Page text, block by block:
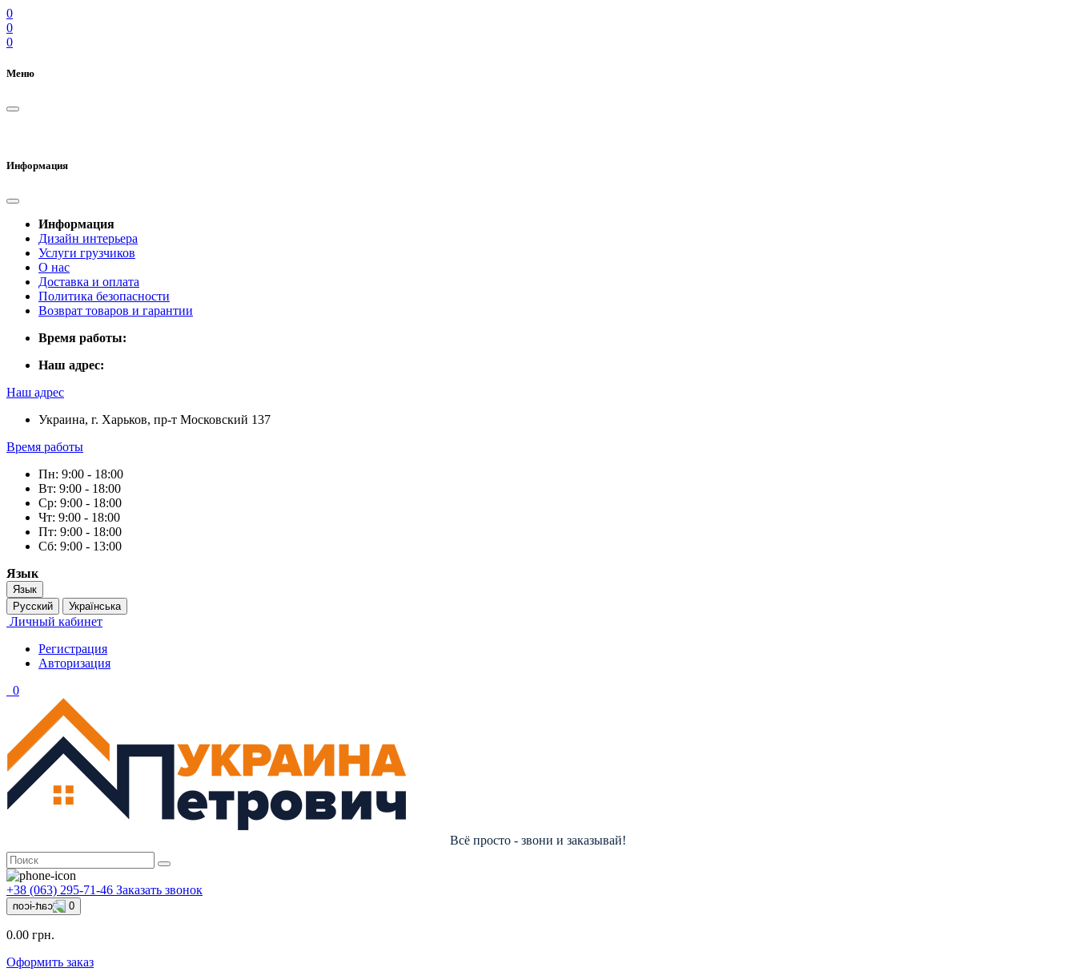
0
0
0
Меню
Информация
Информация
Дизайн интерьера
Услуги грузчиков
О нас
Доставка и оплата
Политика безопасности
Возврат товаров и гарантии
Время работы:
Наш адрес:
Наш адрес
Украина, г. Харьков, пр-т Московский 137
Время работы
Пн: 9:00 - 18:00
Вт: 9:00 - 18:00
Ср: 9:00 - 18:00
Чт: 9:00 - 18:00
Пт: 9:00 - 18:00
Сб: 9:00 - 13:00
Язык
Язык
Русский
Українська
Личный кабинет
Регистрация
Авторизация
0
Всё просто - звони и заказывай!
+38 (063) 295-71-46 Заказать звонок
0
0.00 грн.
Оформить заказ